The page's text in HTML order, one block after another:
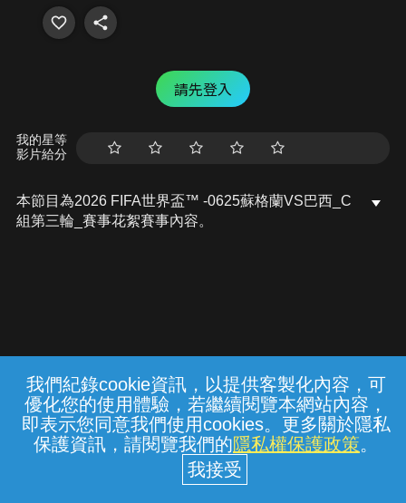
我們紀錄cookie資訊，以提供客製化內容，可
優化您的使用體驗，若繼續閱覽本網站內容，
即表示您同意我們使用cookies。更多關於隱私
保護資訊，請閱覽我們的隱私權保護政策。
請先登入
我的星等
影片給分
本節目為2026 FIFA世界盃™ -0625蘇格蘭VS巴西_C
組第三輪_賽事花絮賽事內容。
常見問題 線上客服 服務條款 隱私權保護
中華電信股份有限公司個人家庭分公司
(統一編號：96979949) © 2026
{{notifyMsg}}